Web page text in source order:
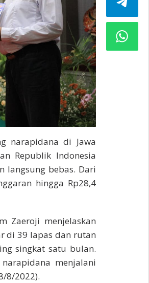
narapidana di Jawa
Republik Indonesia
langsung bebas. Dari
hingga Rp28,4
Zaeroji menjelaskan
di 39 lapas dan rutan
singkat satu bulan.
menjalani
8/2022).